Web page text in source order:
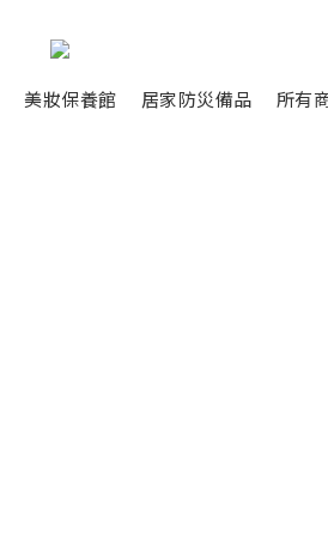
美妝保養館 居家防災備品 所有